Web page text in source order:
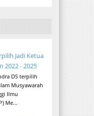
Jadi Ketua
2022 - 2025
DS terpilih
Musyawarah
Ilmu
Me...